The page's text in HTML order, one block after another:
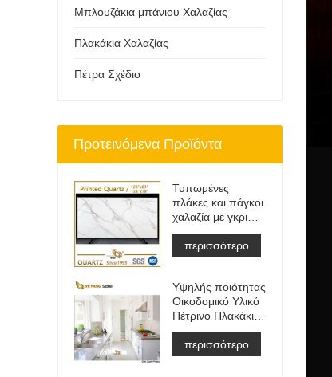
Μπλουζάκια μπάνιου Χαλαζίας
Πλακάκια Χαλαζίας
Πέτρα Σχέδιο
Προτεινόμενα Προϊόντα
Τυπωμένες
πλάκες και πάγκοι
χαλαζία με γκρι
φλέβα | Γεμάτος
Σώμα Εντυπος
Χαλαζίας PQ005
περισσότερο
Υψηλής ποιότητας
Οικοδομικό Υλικό
Πέτρινο Πλακάκι
Δαπέδου Ανοιχτό
Γκρι Έργα
περισσότερο